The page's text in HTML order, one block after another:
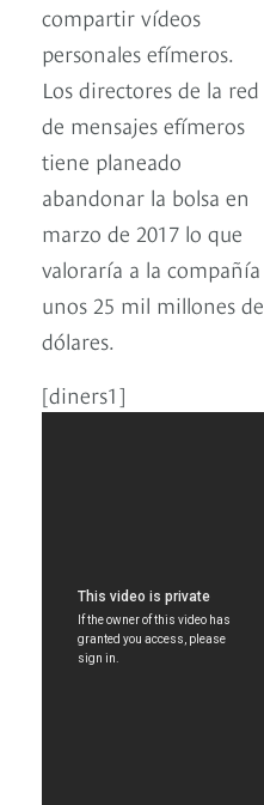
compartir vídeos
personales efímeros.
Los directores de la red
de mensajes efímeros
tiene planeado
abandonar la bolsa en
marzo de 2017 lo que
valoraría a la compañía
unos 25 mil millones de
dólares.
[diners1]